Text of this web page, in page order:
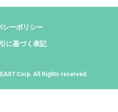
シーポリシー
に基づく表記
Corp. All Rights reserved.